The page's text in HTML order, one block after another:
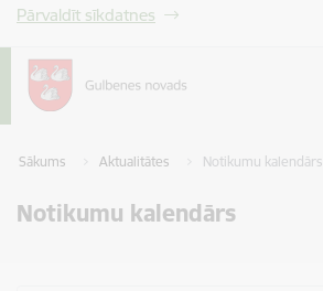
Pārvaldīt sīkdatnes
Sākums Aktualitātes Notikumu kalendārs
Notikumu kalendārs